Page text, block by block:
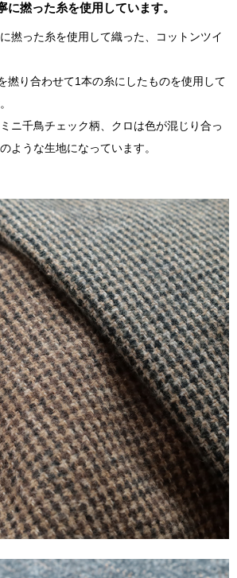
に撚った糸を使用しています。
撚った糸を使用して織った、コットンツイ
撚り合わせて1本の糸にしたものを使用して
ニ千鳥チェック柄、クロは色が混じり合っ
ような生地になっています。